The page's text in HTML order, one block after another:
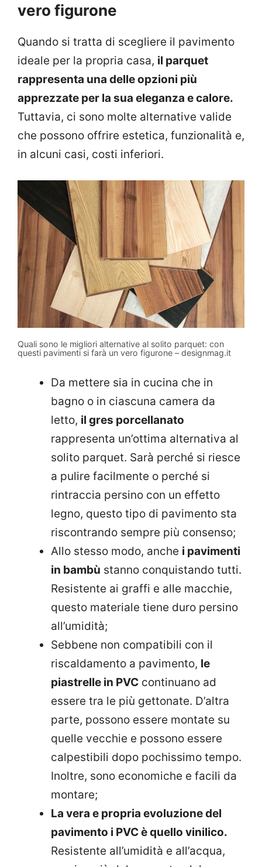
vero figurone
Quando si tratta di scegliere il pavimento
ideale per la propria casa, il parquet
rappresenta una delle opzioni più
apprezzate per la sua eleganza e calore.
Tuttavia, ci sono molte alternative valide
che possono offrire estetica, funzionalità e,
in alcuni casi, costi inferiori.
Quali sono le migliori alternative al solito parquet: con
questi pavimenti si farà un vero figurone – designmag.it
Da mettere sia in cucina che in
bagno o in ciascuna camera da
letto, il gres porcellanato
rappresenta un’ottima alternativa al
solito parquet. Sarà perché si riesce
a pulire facilmente o perché si
rintraccia persino con un effetto
legno, questo tipo di pavimento sta
riscontrando sempre più consenso;
Allo stesso modo, anche i pavimenti
in bambù stanno conquistando tutti.
Resistente ai graffi e alle macchie,
questo materiale tiene duro persino
all’umidità;
Sebbene non compatibili con il
riscaldamento a pavimento, le
piastrelle in PVC continuano ad
essere tra le più gettonate. D’altra
parte, possono essere montate su
quelle vecchie e possono essere
calpestibili dopo pochissimo tempo.
Inoltre, sono economiche e facili da
montare;
La vera e propria evoluzione del
pavimento i PVC è quello vinilico.
Resistente all’umidità e all’acqua,